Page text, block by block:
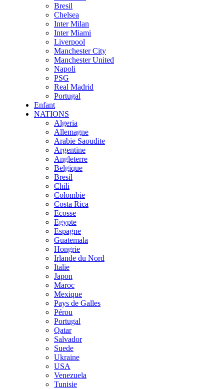
Bresil
Chelsea
Inter Milan
Inter Miami
Liverpool
Manchester City
Manchester United
Napoli
PSG
Real Madrid
Portugal
Enfant
NATIONS
Algeria
Allemagne
Arabie Saoudite
Argentine
Angleterre
Belgique
Bresil
Chili
Colombie
Costa Rica
Ecosse
Egypte
Espagne
Guatemala
Hongrie
Irlande du Nord
Italie
Japon
Maroc
Mexique
Pays de Galles
Pérou
Portugal
Qatar
Salvador
Suede
Ukraine
USA
Venezuela
Tunisie